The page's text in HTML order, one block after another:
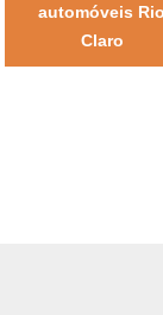
automóveis
Claro